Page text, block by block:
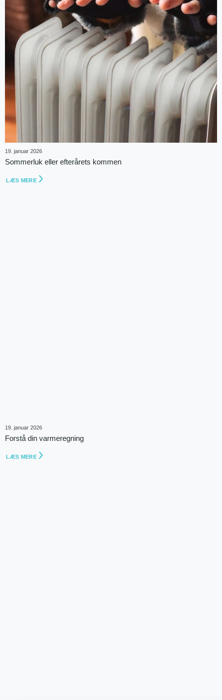
19. januar 2026
Sommerluk eller efterårets kommen
LÆS MERE
19. januar 2026
Forstå din varmeregning
LÆS MERE